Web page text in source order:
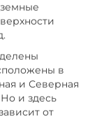
в
и Северная
и здесь
от